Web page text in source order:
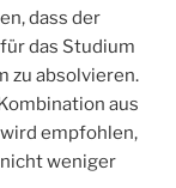
dass der
das Studium
zu absolvieren.
aus
empfohlen,
weniger